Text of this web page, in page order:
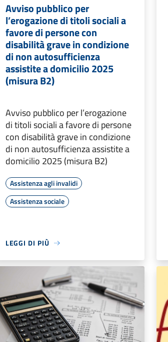
Avviso pubblico per
l’erogazione di titoli sociali a
favore di persone con
disabilità grave in condizione
di non autosufficienza
assistite a domicilio 2025
(misura B2)
Avviso pubblico per l’erogazione
di titoli sociali a favore di persone
con disabilità grave in condizione
di non autosufficienza assistite a
domicilio 2025 (misura B2)
Assistenza agli invalidi
Assistenza sociale
LEGGI DI PIÙ